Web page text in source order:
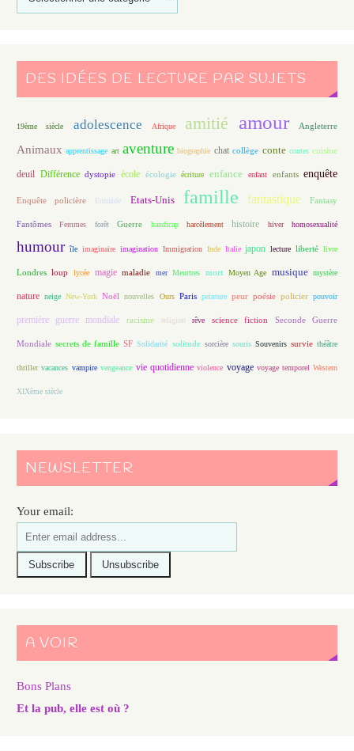
DES IDÉES DE LECTURE PAR SUJETS
19ème siècle adolescence Afrique amitié amour Angleterre
Animaux apprentissage art aventure biographie chat collège conte contes cuisine
deuil Différence dystopie école écologie écriture enfance enfant enfants enquête
Enquête policière Entraide Etats-Unis famille fantastique Fantasy
Fantômes Femmes forêt Guerre handicap harcèlement histoire hiver homosexualité
humour île imaginaire imagination Immigration Inde Italie japon lecture liberté livre
Londres loup lycée magie maladie mer Meurtres mort Moyen Age musique mystère
nature neige New-York Noël nouvelles Ours Paris peinture peur poésie policier pouvoir
première guerre mondiale racisme religion rêve science fiction Seconde Guerre
Mondiale secrets de famille SF Solidarité solitude sorcière souris Souvenirs survie théâtre
thriller vacances vampire vengeance vie quotidienne violence voyage voyage temporel Western
XIXème siècle
NEWSLETTER
Your email:
A VOIR
Bons Plans
Et la pub, elle est où ?